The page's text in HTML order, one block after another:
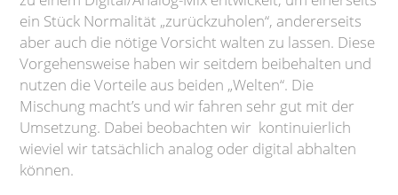
ein Stück Normalität „zurückzuholen“, andererseits
aber auch die nötige Vorsicht walten zu lassen. Diese
Vorgehensweise haben wir seitdem beibehalten und
nutzen die Vorteile aus beiden „Welten“. Die
Mischung macht’s und wir fahren sehr gut mit der
Umsetzung. Dabei beobachten wir kontinuierlich
wieviel wir tatsächlich analog oder digital abhalten
können.